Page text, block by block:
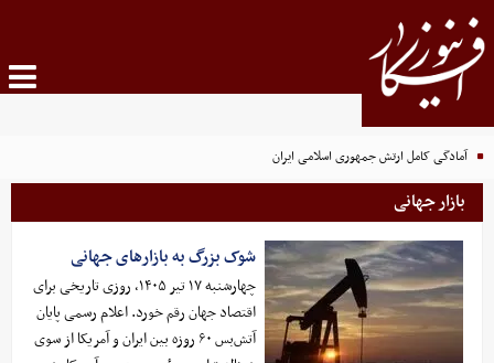
آمادگی کامل ارتش جمهوری اسلامی ایران
بازار جهانی
شوک بزرگ به بازارهای جهانی
چهارشنبه ۱۷ تیر ۱۴۰۵، روزی تاریخی برای
اقتصاد جهان رقم خورد. اعلام رسمی پایان
آتش‌بس ۶۰ روزه بین ایران و آمریکا از سوی